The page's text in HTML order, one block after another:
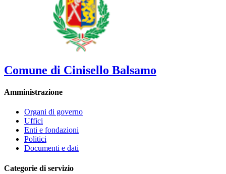
Comune di Cinisello Balsamo
Amministrazione
Organi di governo
Uffici
Enti e fondazioni
Politici
Documenti e dati
Categorie di servizio